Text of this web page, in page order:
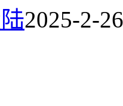
2025-2-